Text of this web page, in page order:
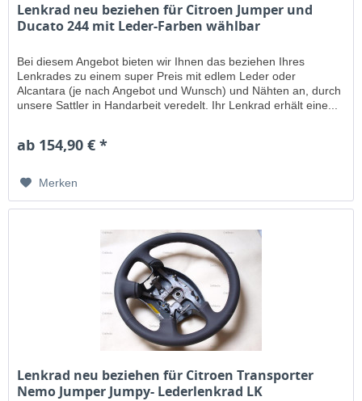
Lenkrad neu beziehen für Citroen Jumper und
Ducato 244 mit Leder-Farben wählbar
Bei diesem Angebot bieten wir Ihnen das beziehen Ihres
Lenkrades zu einem super Preis mit edlem Leder oder
Alcantara (je nach Angebot und Wunsch) und Nähten an, durch
unsere Sattler in Handarbeit veredelt. Ihr Lenkrad erhält eine...
ab 154,90 € *
Merken
Lenkrad neu beziehen für Citroen Transporter
Nemo Jumper Jumpy- Lederlenkrad LK